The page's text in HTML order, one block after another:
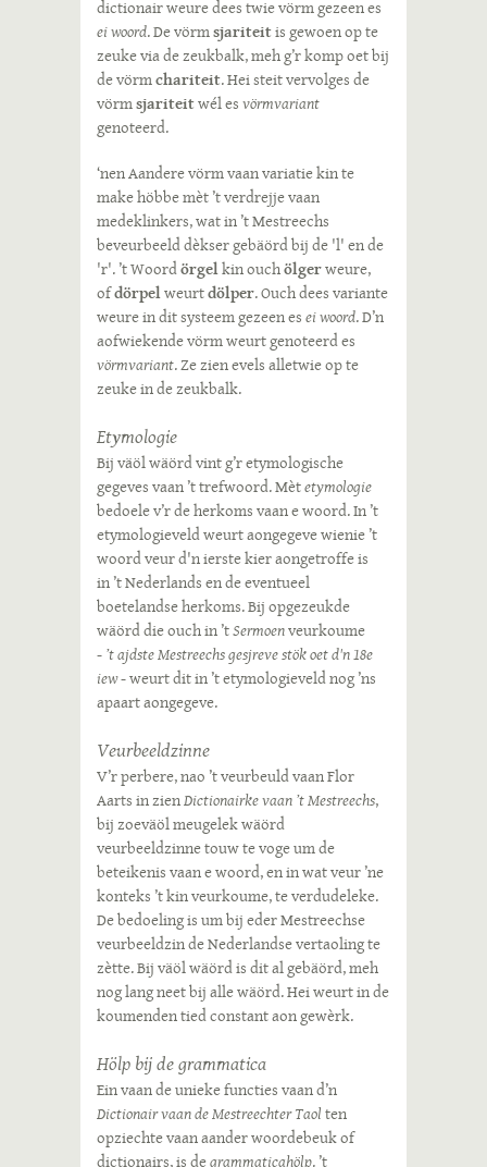
dictionair weure dees twie vörm gezeen es
ei woord. De vörmsjariteitis gewoen op te
zeuke via de zeukbalk, meh g’r komp oet bij
de vörmchariteit. Hei steit vervolges de
vörmsjariteitwél esvörmvariant
genoteerd.
‘nen Aandere vörm vaan variatie kin te
make höbbe mèt ’t verdrejje vaan
medeklinkers, wat in ’t Mestreechs
beveurbeeld dèkser gebäörd bij de 'l' en de
'r'. ’t Woordörgelkin ouchölgerweure,
ofdörpelweurtdölper. Ouch dees variante
weure in dit systeem gezeen esei woord. D’n
aofwiekende vörm weurt genoteerd es
vörmvariant. Ze zien evels alletwie op te
zeuke in de zeukbalk.
Etymologie
Bij väöl wäörd vint g’r etymologische
gegeves vaan ’t trefwoord. Mètetymologie
bedoele v’r de herkoms vaan e woord. In ’t
etymologieveld weurt aongegeve wienie ’t
woord veur d'n ierste kier aongetroffe is
in ’t Nederlands en de eventueel
boetelandse herkoms. Bij opgezeukde
wäörd die ouch in ’tSermoenveurkoume
-’t ajdste Mestreechs gesjreve stök oet d'n 18e
iew- weurt dit in ’t etymologieveld nog ’ns
apaart aongegeve.
Veurbeeldzinne
V’r perbere, nao ’t veurbeuld vaan Flor
Aarts in zienDictionairke vaan ’t Mestreechs,
bij zoeväöl meugelek wäörd
veurbeeldzinne touw te voge um de
beteikenis vaan e woord, en in wat veur ’ne
konteks ’t kin veurkoume, te verdudeleke.
De bedoeling is um bij eder Mestreechse
veurbeeldzin de Nederlandse vertaoling te
zètte. Bij väöl wäörd is dit al gebäörd, meh
nog lang neet bij alle wäörd. Hei weurt in de
koumenden tied constant aon gewèrk.
Hölp bij de grammatica
Ein vaan de unieke functies vaan d’n
Dictionair vaan de Mestreechter Taolten
opziechte vaan aander woordebeuk of
dictionairs, is degrammaticahölp. ’t